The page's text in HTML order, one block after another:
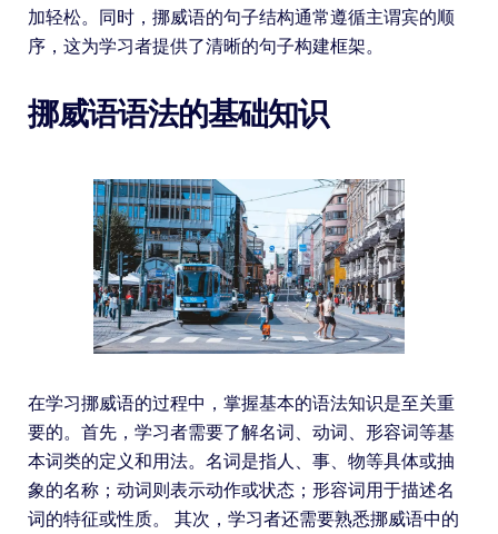
加轻松。同时，挪威语的句子结构通常遵循主谓宾的顺
序，这为学习者提供了清晰的句子构建框架。
挪威语语法的基础知识
在学习挪威语的过程中，掌握基本的语法知识是至关重
要的。首先，学习者需要了解名词、动词、形容词等基
本词类的定义和用法。名词是指人、事、物等具体或抽
象的名称；动词则表示动作或状态；形容词用于描述名
词的特征或性质。 其次，学习者还需要熟悉挪威语中的